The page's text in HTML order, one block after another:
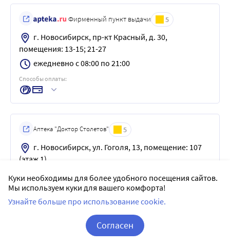
Фирменный пункт выдачи 5
г. Новосибирск, пр-кт Красный, д. 30,
помещения: 13-15; 21-27
ежедневно с 08:00 по 21:00
Способы оплаты:
Аптека "Доктор Столетов" 5
г. Новосибирск, ул. Гоголя, 13, помещение: 107
(этаж 1)
ВТ, ПТ, 10:00-22:00
Способы оплаты:
Куки необходимы для более удобного посещения сайтов.
Мы используем куки для вашего комфорта!
Узнайте больше про использование cookie.
Согласен